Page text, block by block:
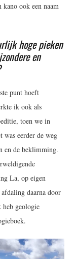
ook een naam
hoge pieken
en
punt hoeft
ik ook als
toen we in
was eerder de weg
en de beklimming.
La, op eigen
daarna door
heb geologie